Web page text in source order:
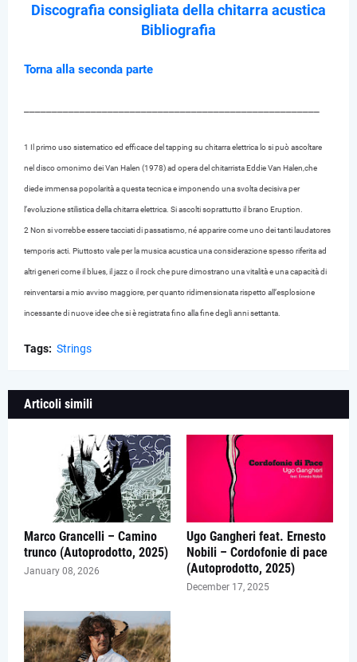
Discografia consigliata della chitarra acustica
Bibliografia
Torna alla seconda parte
1 Il primo uso sistematico ed efficace del tapping su chitarra elettrica lo si può ascoltare
nel disco omonimo dei Van Halen (1978) ad opera del chitarrista Eddie Van Halen,che
diede immensa popolarità a questa tecnica e imponendo una svolta decisiva per
l’evoluzione stilistica della chitarra elettrica. Si ascolti soprattutto il brano Eruption.
2 Non si vorrebbe essere tacciati di passatismo, né apparire come uno dei tanti laudatores
temporis acti. Piuttosto vale per la musica acustica una considerazione spesso riferita ad
altri generi come il blues, il jazz o il rock che pure dimostrano una vitalità e una capacità di
reinventarsi a mio avviso maggiore, per quanto ridimensionata rispetto all’esplosione
incessante di nuove idee che si è registrata fino alla fine degli anni settanta.
Tags: Strings
Articoli simili
Marco Grancelli – Camino
trunco (Autoprodotto, 2025)
January 08, 2026
Ugo Gangheri feat. Ernesto
Nobili – Cordofonie di pace
(Autoprodotto, 2025)
December 17, 2025